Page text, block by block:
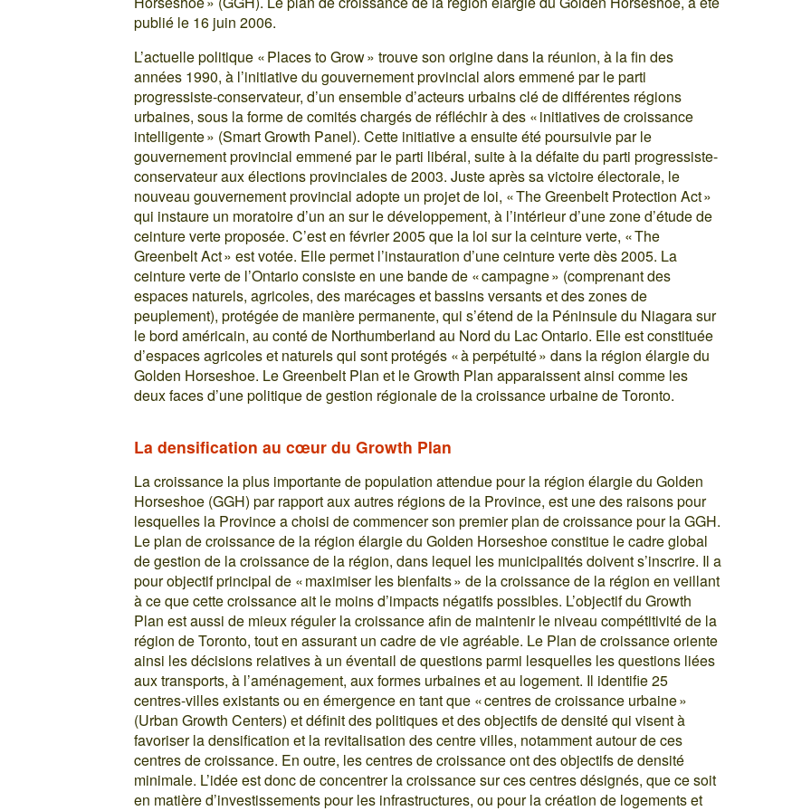
publié le 16 juin 2006.
L’actuelle politique « Places to Grow » trouve son origine dans la réunion, à la fin des
années 1990, à l’initiative du gouvernement provincial alors emmené par le parti
progressiste-conservateur, d’un ensemble d’acteurs urbains clé de différentes régions
urbaines, sous la forme de comités chargés de réfléchir à des « initiatives de croissance
intelligente » (Smart Growth Panel). Cette initiative a ensuite été poursuivie par le
gouvernement provincial emmené par le parti libéral, suite à la défaite du parti progressiste-
conservateur aux élections provinciales de 2003. Juste après sa victoire électorale, le
nouveau gouvernement provincial adopte un projet de loi, « The Greenbelt Protection Act »
qui instaure un moratoire d’un an sur le développement, à l’intérieur d’une zone d’étude de
ceinture verte proposée. C’est en février 2005 que la loi sur la ceinture verte, « The
Greenbelt Act » est votée. Elle permet l’instauration d’une ceinture verte dès 2005. La
ceinture verte de l’Ontario consiste en une bande de « campagne » (comprenant des
espaces naturels, agricoles, des marécages et bassins versants et des zones de
peuplement), protégée de manière permanente, qui s’étend de la Péninsule du Niagara sur
le bord américain, au conté de Northumberland au Nord du Lac Ontario. Elle est constituée
d’espaces agricoles et naturels qui sont protégés « à perpétuité » dans la région élargie du
Golden Horseshoe. Le Greenbelt Plan et le Growth Plan apparaissent ainsi comme les
deux faces d’une politique de gestion régionale de la croissance urbaine de Toronto.
La densification au cœur du Growth Plan
La croissance la plus importante de population attendue pour la région élargie du Golden
Horseshoe (GGH) par rapport aux autres régions de la Province, est une des raisons pour
lesquelles la Province a choisi de commencer son premier plan de croissance pour la GGH.
Le plan de croissance de la région élargie du Golden Horseshoe constitue le cadre global
de gestion de la croissance de la région, dans lequel les municipalités doivent s’inscrire. Il a
pour objectif principal de « maximiser les bienfaits » de la croissance de la région en veillant
à ce que cette croissance ait le moins d’impacts négatifs possibles. L’objectif du Growth
Plan est aussi de mieux réguler la croissance afin de maintenir le niveau compétitivité de la
région de Toronto, tout en assurant un cadre de vie agréable. Le Plan de croissance oriente
ainsi les décisions relatives à un éventail de questions parmi lesquelles les questions liées
aux transports, à l’aménagement, aux formes urbaines et au logement. Il identifie 25
centres-villes existants ou en émergence en tant que « centres de croissance urbaine »
(Urban Growth Centers) et définit des politiques et des objectifs de densité qui visent à
favoriser la densification et la revitalisation des centre villes, notamment autour de ces
centres de croissance. En outre, les centres de croissance ont des objectifs de densité
minimale. L’idée est donc de concentrer la croissance sur ces centres désignés, que ce soit
en matière d’investissements pour les infrastructures, ou pour la création de logements et